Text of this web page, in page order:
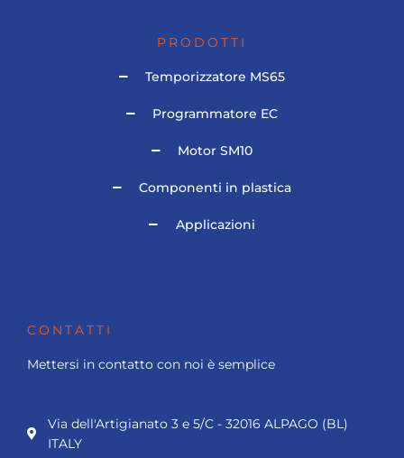
PRODOTTI
Temporizzatore MS65
Programmatore EC
Motor SM10
Componenti in plastica
Applicazioni
CONTATTI
Mettersi in contatto con noi è semplice
Via dell'Artigianato 3 e 5/C - 32016 ALPAGO (BL)
ITALY